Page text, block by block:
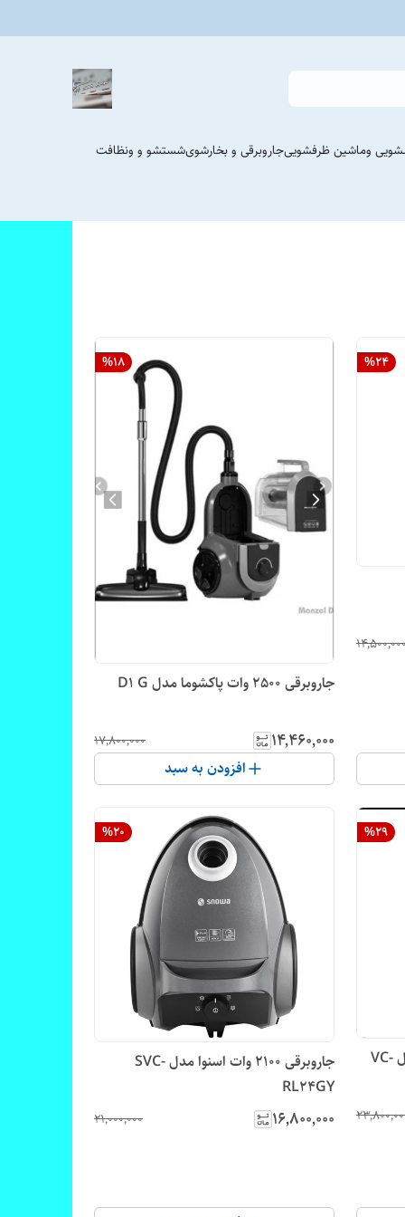
وماشین ظرفشوییجاروبرقی و بخارشویشستشو و ونظافت
%24
%18
جاروبرقی 2500 وات پاکشوما مدل D1 G
۱۴٬۴۶۰٬۰۰۰ ۱۷٬۸۰۰٬۰۰۰
افزودن به سبد
%29
جاروبرقی 1600 وات ایکس ویژن مدل VC-
%20
جاروبرقی 2100 وات اسنوا مدل SVC-
RL24GY
۱۶٬۸۰۰٬۰۰۰ ۲۱٬۰۰۰٬۰۰۰